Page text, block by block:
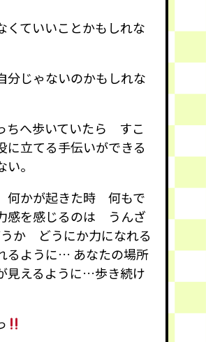
くていいことかもしれな
分じゃないのかもしれな
ちへ歩いていたら すこ
に立てる手伝いができる
。
何かが起きた時 何もで
感を感じるのは うんざ
か どうにか力になれる
るように… あなたの場所
見えるように…歩き続け